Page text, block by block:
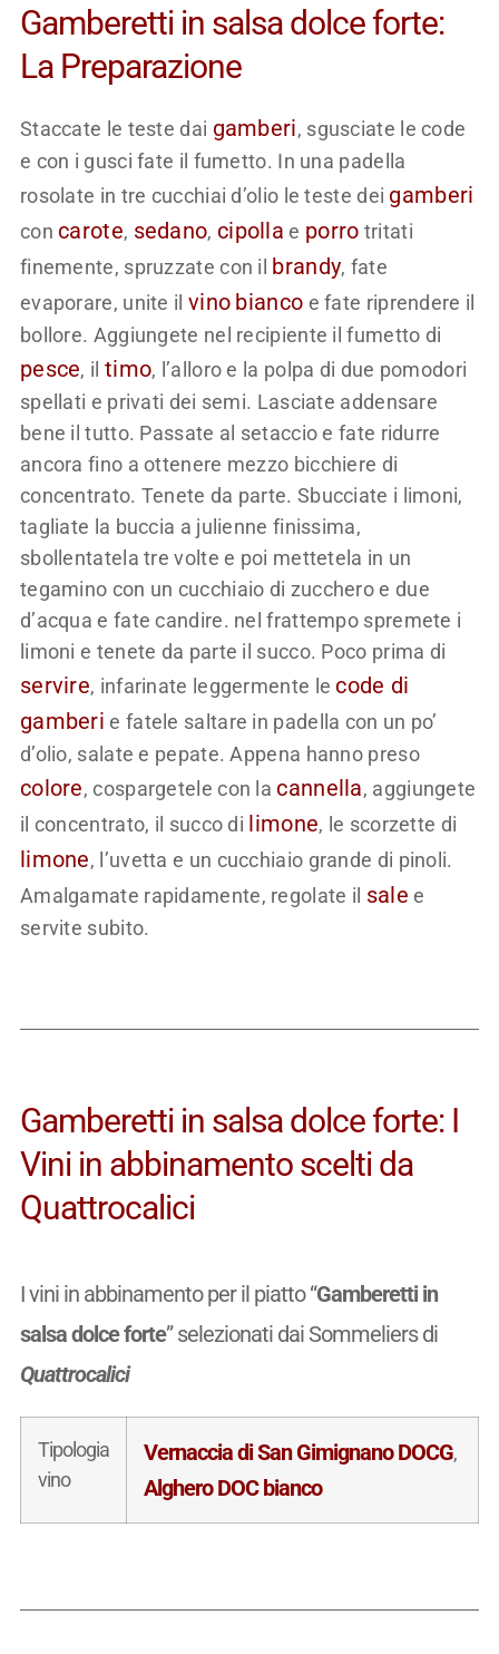
Gamberetti in salsa dolce forte:
La Preparazione
Staccate le teste dai gamberi, sgusciate le code
e con i gusci fate il fumetto. In una padella
rosolate in tre cucchiai d’olio le teste dei gamberi
con carote, sedano, cipolla e porro tritati
finemente, spruzzate con il brandy, fate
evaporare, unite il vino bianco e fate riprendere il
bollore. Aggiungete nel recipiente il fumetto di
pesce, il timo, l’alloro e la polpa di due pomodori
spellati e privati dei semi. Lasciate addensare
bene il tutto. Passate al setaccio e fate ridurre
ancora fino a ottenere mezzo bicchiere di
concentrato. Tenete da parte. Sbucciate i limoni,
tagliate la buccia a julienne finissima,
sbollentatela tre volte e poi mettetela in un
tegamino con un cucchiaio di zucchero e due
d’acqua e fate candire. nel frattempo spremete i
limoni e tenete da parte il succo. Poco prima di
servire, infarinate leggermente le code di
gamberi e fatele saltare in padella con un po’
d’olio, salate e pepate. Appena hanno preso
colore, cospargetele con la cannella, aggiungete
il concentrato, il succo di limone, le scorzette di
limone, l’uvetta e un cucchiaio grande di pinoli.
Amalgamate rapidamente, regolate il sale e
servite subito.
Gamberetti in salsa dolce forte: I
Vini in abbinamento scelti da
Quattrocalici
I vini in abbinamento per il piatto “Gamberetti in
salsa dolce forte” selezionati dai Sommeliers di
Quattrocalici
Tipologia
vino
Vernaccia di San Gimignano DOCG,
Alghero DOC bianco